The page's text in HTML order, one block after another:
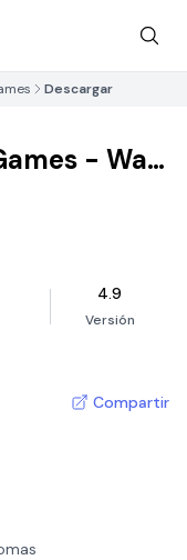
Descargar
- War
4.9
Versión
Compartir